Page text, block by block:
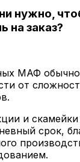
нужно,
на заказ?
МАФ обычно
от
и
срок,